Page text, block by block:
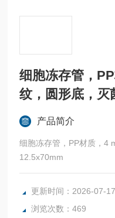
细胞冻存管，
纹，圆形底，灭
m
产品简介
细胞冻存管，PP材质，4
12.5x70mm
更新时间：2026-07-17
浏览次数：469